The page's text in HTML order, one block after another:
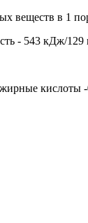
веществ в 1
- 543 кДж/129
кислоты -